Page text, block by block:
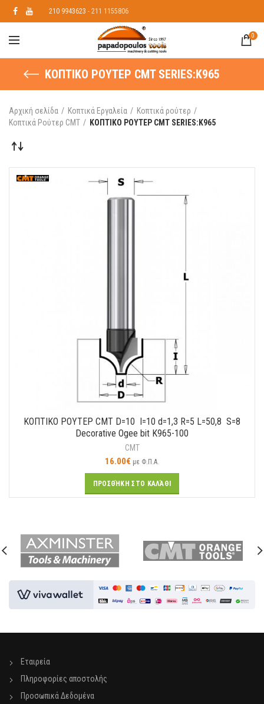
210 9943623 - 211 1155806
0
ΚΟΠΤΙΚO ΡΟΥΤΕΡ CMT SERIES:K965
Αρχική σελίδα Κοπτικά Εργαλεία
Κοπτικά ρούτερ
Κοπτικά Ρούτερ CMT
ΚΟΠΤΙΚO ΡΟΥΤΕΡ CMT SERIES:K965
ΚΟΠΤΙΚO ΡΟΥΤΕΡ CMT D=10 Ι=10 d=1,3 R=5 L=50,8 S=8
Decorative Ogee bit K965-100
CMT
16.00€ με Φ.Π.Α.
ΠΡΟΣΘΉΚΗ ΣΤΟ ΚΑΛΆΘΙ
Εταιρεία
Πληροφορίες αποστολής
Προσωπικά Δεδομένα